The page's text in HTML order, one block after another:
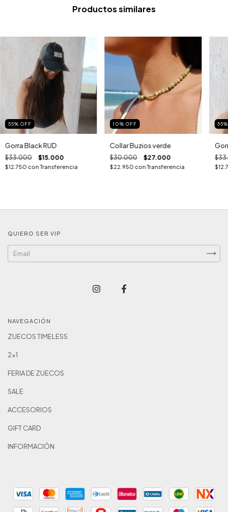
Productos similares
55% OFF
Gorra Black RUD
$33.000 $15.000
$12.750 con Transferencia
10% OFF
Collar Buzios verde
$30.000 $27.000
$22.950 con Transferencia
55
QUIERO SER VIP
NAVEGACIÓN
ZUECOS TIMELESS
2x1
FERIA DE ZUECOS
SALE
ACCESORIOS
GIFT CARD
INFORMACIÓN